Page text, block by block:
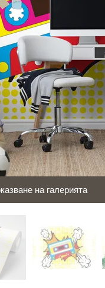
на галерията